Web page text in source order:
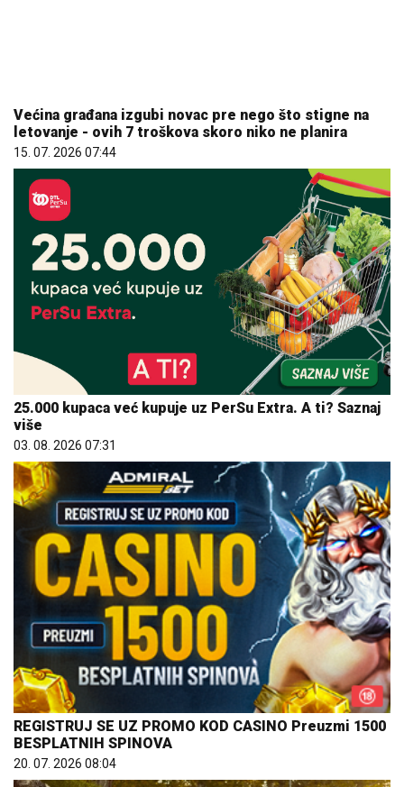
25.000 kupaca već kupuje uz PerSu Extra. A ti? Saznaj
03. 08. 2026 07:31
REGISTRUJ SE UZ PROMO KOD CASINO Preuzmi 1500
BESPLATNIH SPINOVA
20. 07. 2026 08:04